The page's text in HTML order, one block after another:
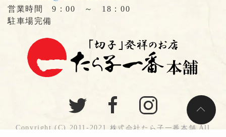
営業時間 9：00 ～ 18：00
駐車場完備
Copyright (C) 2011-2021株式会社たら子一番本舗All